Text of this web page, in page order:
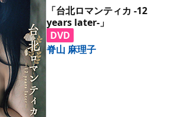
「台北ロマンティカ -12
years later-」
DVD
脊山 麻理子